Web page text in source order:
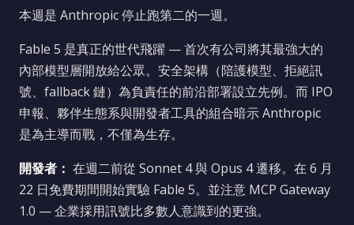
本週是 Anthropic 停止跑第二的一週。
Fable 5 是真正的世代飛躍 — 首次有公司將其最強大的
內部模型層開放給公眾。安全架構（陪護模型、拒絕訊
號、fallback 鏈）為負責任的前沿部署設立先例。而 IPO
申報、夥伴生態系與開發者工具的組合暗示 Anthropic
是為主導而戰，不僅為生存。
開發者： 在週二前從 Sonnet 4 與 Opus 4 遷移。在 6 月
22 日免費期間開始實驗 Fable 5。並注意 MCP Gateway
1.0 — 企業採用訊號比多數人意識到的更強。